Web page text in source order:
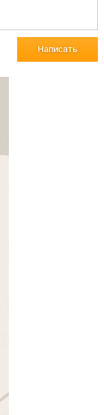
Написать